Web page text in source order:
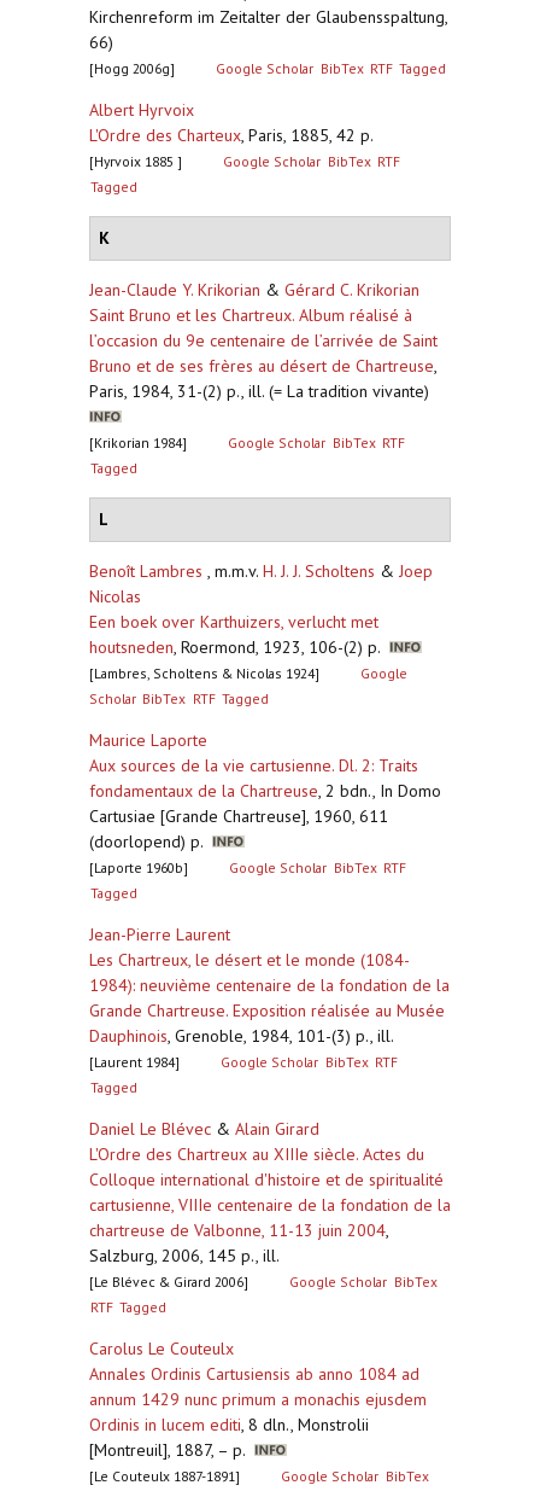
Kirchenreform im Zeitalter der Glaubensspaltung,
66)
[Hogg 2006g] Google Scholar BibTex RTF Tagged
Albert Hyrvoix
L'Ordre des Charteux, Paris, 1885, 42 p.
[Hyrvoix 1885 ] Google Scholar BibTex RTF
Tagged
K
Jean-Claude Y. Krikorian & Gérard C. Krikorian
Saint Bruno et les Chartreux. Album réalisé à
l’occasion du 9e centenaire de l’arrivée de Saint
Bruno et de ses frères au désert de Chartreuse,
Paris, 1984, 31-(2) p., ill. (= La tradition vivante)
[Krikorian 1984] Google Scholar BibTex RTF
Tagged
L
Benoît Lambres , m.m.v. H. J. J. Scholtens & Joep
Nicolas
Een boek over Karthuizers, verlucht met
houtsneden, Roermond, 1923, 106-(2) p.
[Lambres, Scholtens & Nicolas 1924]
Google
Scholar BibTex RTF Tagged
Maurice Laporte
Aux sources de la vie cartusienne. Dl. 2: Traits
fondamentaux de la Chartreuse, 2 bdn., In Domo
Cartusiae [Grande Chartreuse], 1960, 611
(doorlopend) p.
[Laporte 1960b] Google Scholar BibTex RTF
Tagged
Jean-Pierre Laurent
Les Chartreux, le désert et le monde (1084-
1984): neuvième centenaire de la fondation de la
Grande Chartreuse. Exposition réalisée au Musée
Dauphinois, Grenoble, 1984, 101-(3) p., ill.
[Laurent 1984] Google Scholar BibTex RTF
Tagged
Daniel Le Blévec & Alain Girard
L'Ordre des Chartreux au XIIIe siècle. Actes du
Colloque international d'histoire et de spiritualité
cartusienne, VIIIe centenaire de la fondation de la
chartreuse de Valbonne, 11-13 juin 2004,
Salzburg, 2006, 145 p., ill.
[Le Blévec & Girard 2006] Google Scholar BibTex
RTF Tagged
Carolus Le Couteulx
Annales Ordinis Cartusiensis ab anno 1084 ad
annum 1429 nunc primum a monachis ejusdem
Ordinis in lucem editi, 8 dln., Monstrolii
[Montreuil], 1887, – p.
[Le Couteulx 1887-1891] Google Scholar BibTex